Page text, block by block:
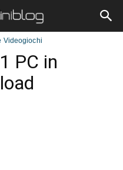
Videogiochi
PC in